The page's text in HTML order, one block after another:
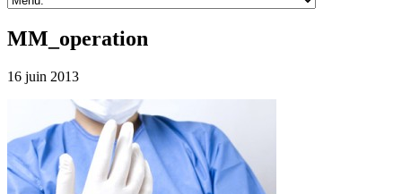
MM_operation
16 juin 2013